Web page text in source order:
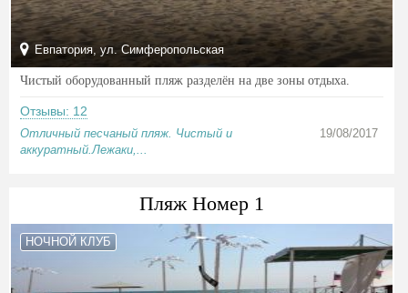
Евпатория, ул. Симферопольская
Чистый оборудованный пляж разделён на две зоны отдыха.
Отзывы: 12
Отличный песчаный пляж. Чистый и
аккуратный.Лежаки,...
19/08/2017
Пляж Номер 1
НОЧНОЙ КЛУБ